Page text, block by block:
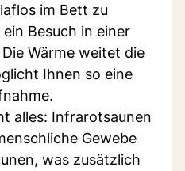
im Bett zu
Besuch in einer
Wärme weitet die
Ihnen so eine
alles: Infrarotsaunen
Gewebe
was zusätzlich